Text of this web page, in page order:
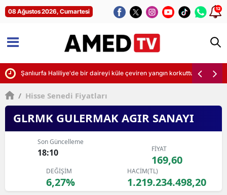
08 Ağustos 2026, Cumartesi 12
Şanlıurfa Haliliye'de bir daireyi küle çeviren yangın korkuttu
/ Hisse Senedi Fiyatları
GLRMK GULERMAK AGIR SANAYI
Son Güncelleme
18:10 FİYAT
169,60
DEĞİŞİM
6,27%
HACİM(TL)
1.219.234.498,20